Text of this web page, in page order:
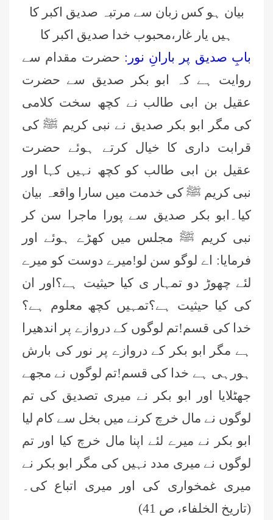
بیان ہو کس زبان سے مرتبہ صدیق اکبر کا
ہیں یار غار،محبوب خدا صدیق اکبر کا
بابِ صدیق پر بارانِ نور: حضرت مقدام سے
روایت ہے کہ ابو بکر صدیق سے حضرت
عقیل بن ابی طالب نے کچھ سخت کلامی
کی مگر ابو بکر صدیق نے نبی کریم ﷺ کی
قرابت داری کا خیال کرتے ہوئے حضرت
عقیل بن ابی طالب کو کچھ نہیں کہا اور
نبی کریم ﷺ کی خدمت میں سارا واقعہ بیان
کیا۔ابو بکر صدیق سے پورا ماجرا سن کر
نبی کریم ﷺ مجلس میں کھڑے ہوئے اور
فرمایا: اے لوگو سن لو!میرے دوست کو میرے
لئے چھوڑ دو تمہار ی کیا حیثیت ہے؟اور ان
کی کیا حیثیت ہے؟تمہیں کچھ معلوم ہے؟
خدا کی قسم!تم لوگوں کے دروازے پر اندھیرا
ہے مگر ابو بکر کے دروازے پر نور کی بارش
ہورہی ہے خدا کی قسم!تم لوگوں نے مجھے
جھٹلایا اور ابو بکر نے میری تصدیق کی تم
لوگوں نے مال خرچ کرنے میں بخل سے کام لیا
ابو بکر نے میرے لئے اپنا مال خرچ کیا اور تم
لوگوں نے میری مدد نہیں کی مگر ابو بکر نے
میری غمخواری کی اور میری اتباع کی۔
(تاریخ الخلفاء، ص 41)